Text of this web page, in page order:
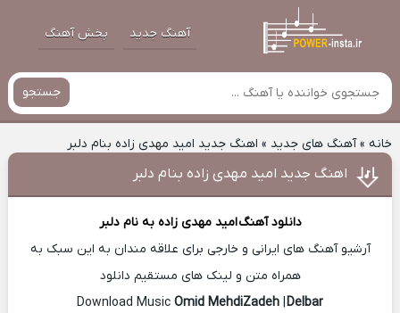
آهنگ جدید پخش آهنگ
جستجو
خانه»آهنگ های جدید » اهنگ جدید امید مهدی زاده بنام دلبر
اهنگ جدید امید مهدی زاده بنام دلبر
دانلود آهنگامید مهدی زاده به نام دلبر
آرشیو آهنگ های ایرانی و خارجی برای علاقه مندان به این سبک به
همراه متن و لینک های مستقیم دانلود
Download Music
Omid MehdiZadeh|Delbar